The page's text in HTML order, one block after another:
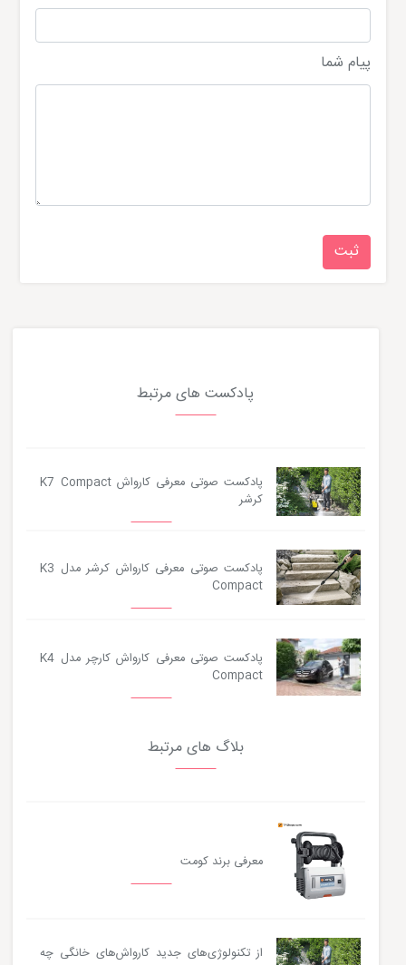
پیام شما
پادکست های مرتبط
پادکست صوتی معرفی کارواش K7 Compact
کرشر
پادکست صوتی معرفی کارواش کرشر مدل K3
Compact
پادکست صوتی معرفی کارواش کارچر مدل K4
Compact
بلاگ های مرتبط
معرفی برند کومت
از تکنولوژی‌های جدید کارواش‌های خانگی چه